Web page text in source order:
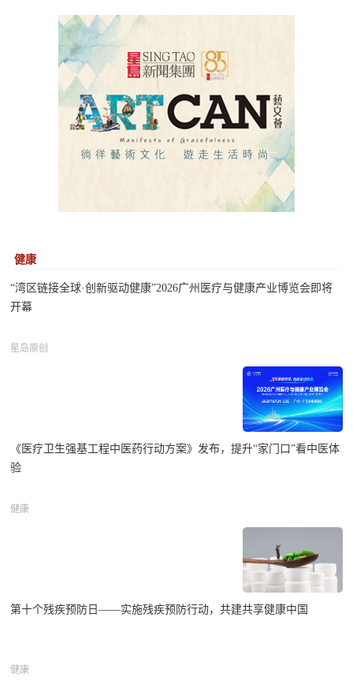
健康
“湾区链接全球·创新驱动健康”2026广州医疗与健康产业博览会即将
开幕
星岛原创
《医疗卫生强基工程中医药行动方案》发布，提升“家门口”看中医体
验
健康
第十个残疾预防日——实施残疾预防行动，共建共享健康中国
健康